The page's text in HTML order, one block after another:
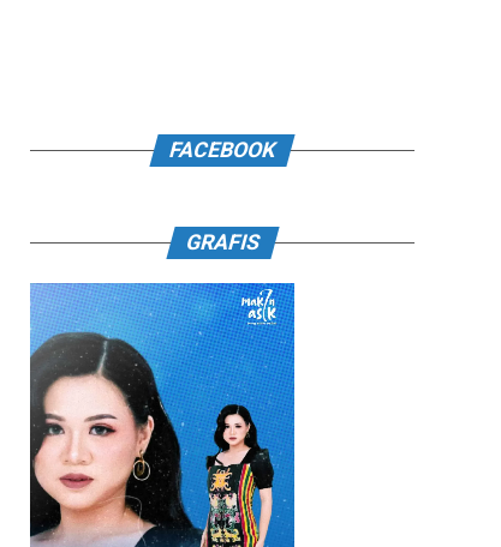
FACEBOOK
GRAFIS